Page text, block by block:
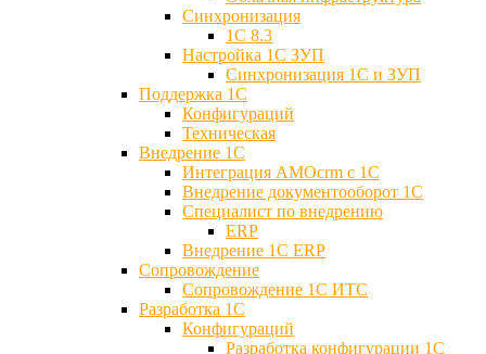
Синхронизация
1С 8.3
Настройка 1С ЗУП
Синхронизация 1С и ЗУП
Поддержка 1С
Конфигураций
Техническая
Внедрение 1С
Интеграция AMOcrm с 1C
Внедрение документооборот 1С
Специалист по внедрению
ERP
Внедрение 1С ERP
Cопровождение
Cопровождение 1С ИТС
Разработка 1C
Конфигураций
Разработка конфигурации 1С